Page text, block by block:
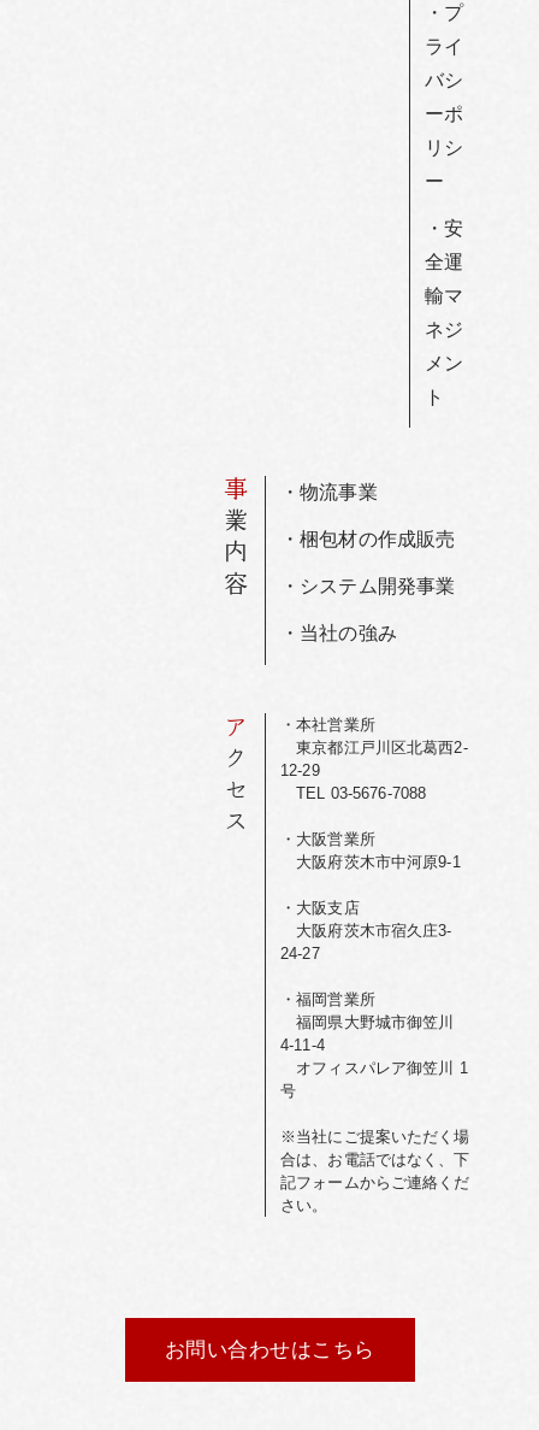
・プ
ライ
バシ
ーポ
リシ
ー
・安
全運
輸マ
ネジ
メン
ト
事
業内容
・物流事業
・梱包材の作成販売
・システム開発事業
・当社の強み
ア
クセス
・本社営業所
東京都江戸川区北葛西2-
12-29
TEL 03-5676-7088
・大阪営業所
大阪府茨木市中河原9-1
・大阪支店
大阪府茨木市宿久庄3-
24-27
・福岡営業所
福岡県大野城市御笠川
4-11-4
オフィスパレア御笠川 1
号
※当社にご提案いただく場
合は、お電話ではなく、下
記フォームからご連絡くだ
さい。
お問い合わせはこちら